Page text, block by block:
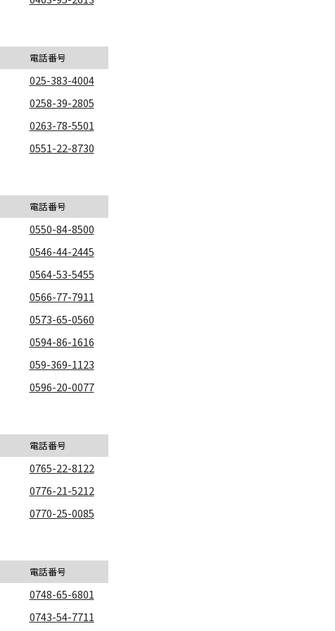
電話番号
025-383-4004
0258-39-2805
0263-78-5501
0551-22-8730
電話番号
0550-84-8500
0546-44-2445
0564-53-5455
0566-77-7911
0573-65-0560
0594-86-1616
059-369-1123
0596-20-0077
電話番号
0765-22-8122
0776-21-5212
0770-25-0085
電話番号
0748-65-6801
0743-54-7711